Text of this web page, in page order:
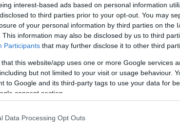
interest-based ads based on personal information
to third parties prior to your opt-out. You may
of your personal information by third parties on the
This information may also be disclosed by us to third
Participants that may further disclose it to other third
that this website/app uses one or more Google services
but not limited to your visit or usage behaviour.
to Google and its third-party tags to use your data for
consent section.
Data Processing Opt Outs